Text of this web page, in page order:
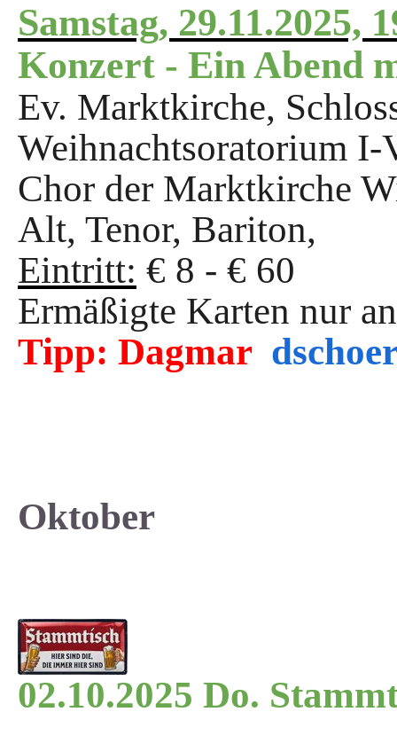
Samstag, 29.11.2025,
Konzert - Ein Abend
Ev. Marktkirche,
Weihnachtsoratorium I-
Chor der Marktkirche
Alt, Tenor, Bariton,
Eintritt: € 8 - € 60
Ermäßigte Karten nur
Tipp: Dagmar
Oktober
02.10.2025 Do.